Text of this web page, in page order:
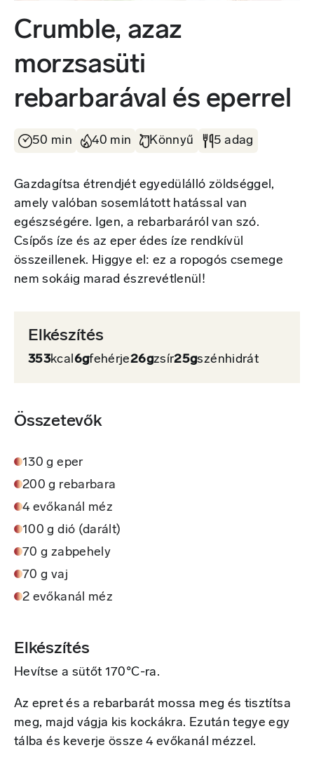
Crumble, azaz
morzsasüti
rebarbarával és eperrel
50 min 40 min Könnyű 5 adag
Gazdagítsa étrendjét egyedülálló zöldséggel,
amely valóban sosemlátott hatással van
egészségére. Igen, a rebarbaráról van szó.
Csípős íze és az eper édes íze rendkívül
összeillenek. Higgye el: ez a ropogós csemege
nem sokáig marad észrevétlenül!
Elkészítés
353kcal6gfehérje26gzsír25gszénhidrát
Összetevők
130 g eper
200 g rebarbara
4 evőkanál méz
100 g dió (darált)
70 g zabpehely
70 g vaj
2 evőkanál méz
Elkészítés
Hevítse a sütőt 170°C-ra.
Az epret és a rebarbarát mossa meg és tisztítsa
meg, majd vágja kis kockákra. Ezután tegye egy
tálba és keverje össze 4 evőkanál mézzel.